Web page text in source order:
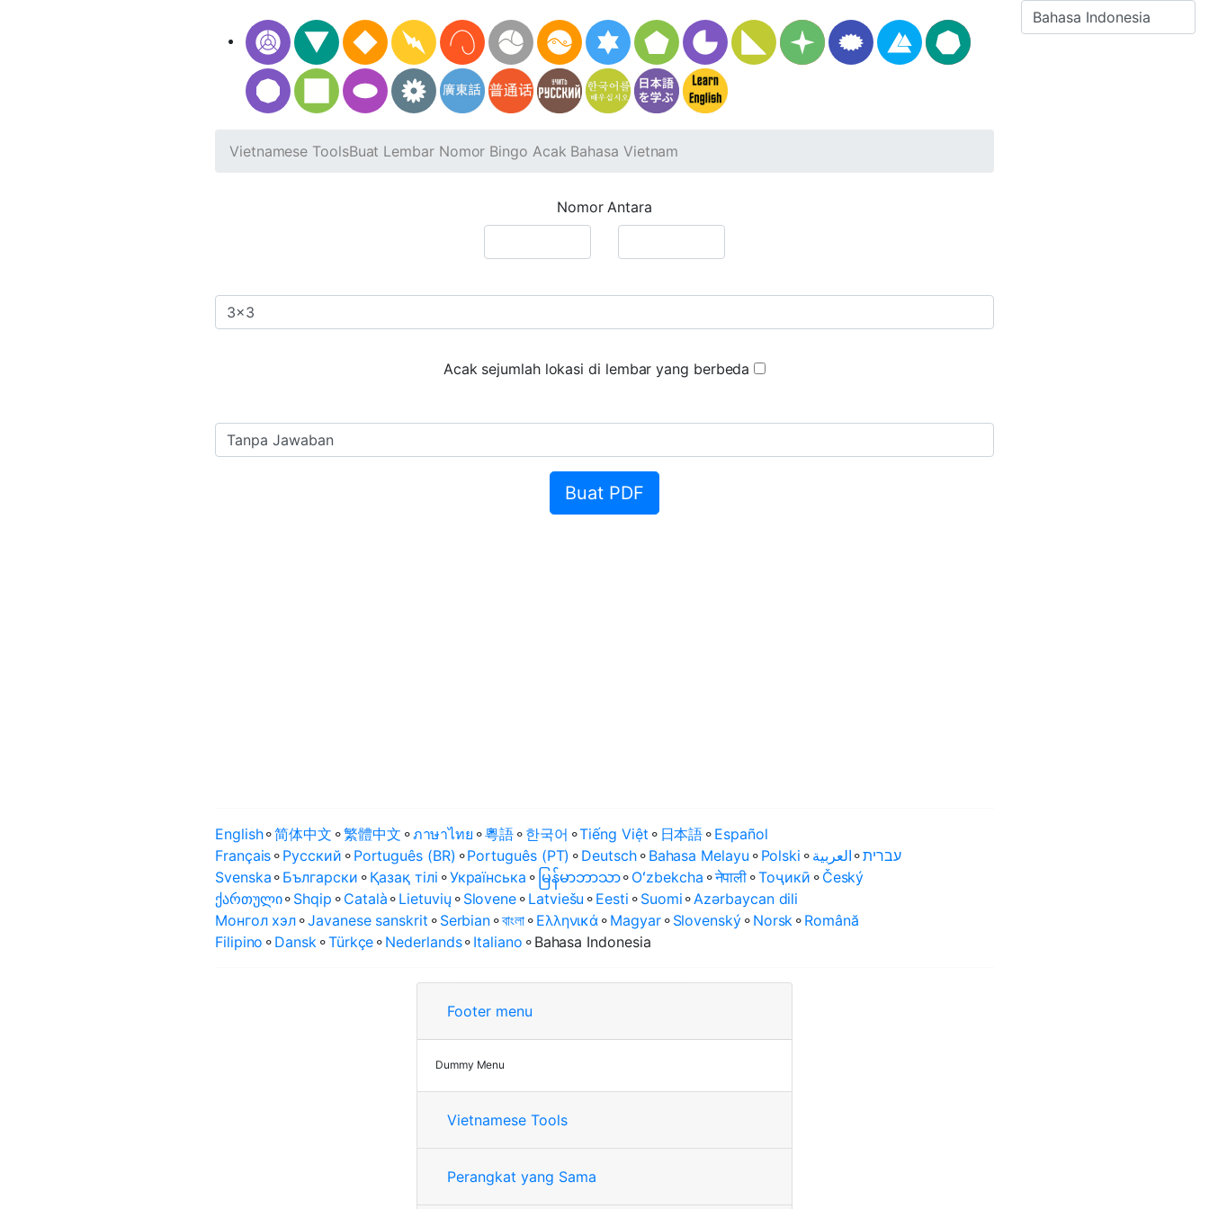
Vietnamese ToolsBuat Lembar Nomor Bingo Acak Bahasa Vietnam
Nomor Antara
Acak sejumlah lokasi di lembar yang berbeda
Buat PDF
English⚬简体中文 ⚬繁體中文 ⚬ภาษาไทย ⚬粵語⚬ 한국어 ⚬Tiếng Việt ⚬ 日本語 ⚬ Español
Français ⚬ Русский ⚬ Português (BR) ⚬Português (PT) ⚬ Deutsch⚬ Bahasa Melayu ⚬ Polski ⚬ العربية‏ ⚬עברית‏
Svenska ⚬ Български ⚬ Қазақ тілі ⚬Українська ⚬ မြန်မာဘာသာ⚬ Oʻzbekcha ⚬नेपाली ⚬Тоҷикӣ ⚬ Český
ქართული⚬ Shqip ⚬ Català ⚬ Lietuvių ⚬ Slovene ⚬ Latviešu ⚬ Eesti ⚬ Suomi ⚬Azərbaycan dili
Монгол хэл ⚬Javanese sanskrit ⚬ Serbian ⚬বাংলা⚬ Ελληνικά ⚬ Magyar⚬ Slovenský⚬ Norsk ⚬ Română
Filipino ⚬ Dansk⚬Türkçe ⚬ Nederlands⚬ Italiano ⚬ Bahasa Indonesia
Footer menu
Dummy Menu
Vietnamese Tools
Perangkat yang Sama